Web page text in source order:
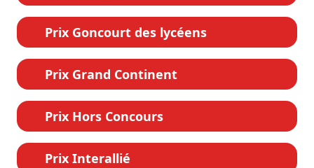
Prix Goncourt des lycéens
Prix Grand Continent
Prix Hors Concours
Prix Interallié